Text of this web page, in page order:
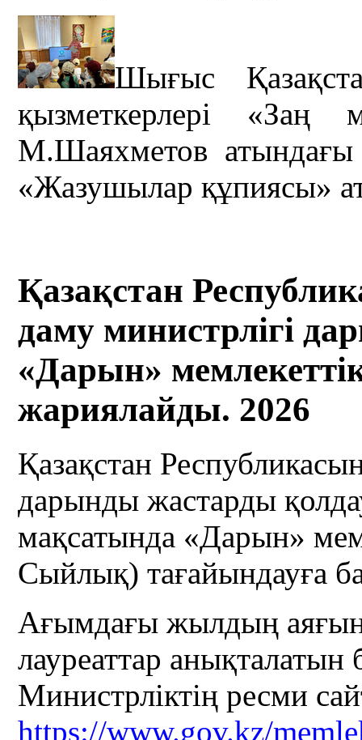
Шығыс
қызметкерлері «Заң
М.Шаяхметов
«Жазушылар құпиясы»
Қазақстан
даму министрлігі
«Дарын»
жариялайды. 2026
Қазақстан
дарынды жастарды
мақсатында «Дарын»
Сыйлық) тағайындауға
Ағымдағы жылдың
лауреаттар
Министрліктің ресми
https://www.gov.kz/